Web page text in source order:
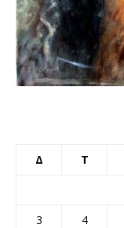
Δ Τ
3
4